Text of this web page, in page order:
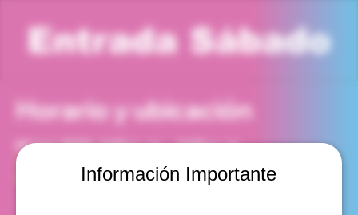
Información Importante
Entrada Sábado
Horario y ubicación
03 jun 2028, 5:00 p. m. – 6:00 p. m.
Viña del Mar, Cam. Internacional 2440, 2541754 Viña
del Mar, Valparaíso, Chile